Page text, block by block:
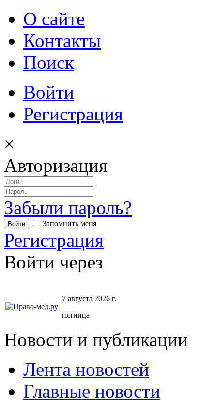
О сайте
Контакты
Поиск
Войти
Регистрация
×
Авторизация
Забыли пароль?
Запомнить меня
Регистрация
Войти через
7 августа 2026 г.
пятница
Новости и публикации
Лента новостей
Главные новости